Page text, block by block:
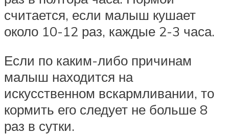
считается, если малыш кушает
около 10-12 раз, каждые 2-3 часа.
Если по каким-либо причинам
малыш находится на
искусственном вскармливании, то
кормить его следует не больше 8
раз в сутки.